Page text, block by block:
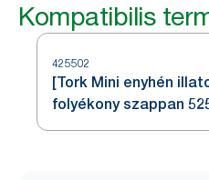
Kompatibilis
425502
[Tork Mini enyhén
folyékony szappan